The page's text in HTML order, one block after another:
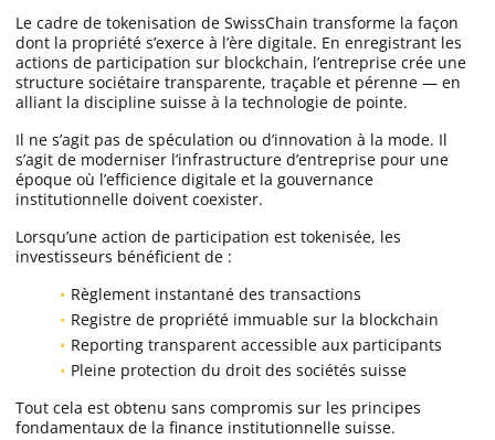
Le cadre de tokenisation de SwissChain transforme la façon
dont la propriété s’exerce à l’ère digitale. En enregistrant les
actions de participation sur blockchain, l’entreprise crée une
structure sociétaire transparente, traçable et pérenne — en
alliant la discipline suisse à la technologie de pointe.
Il ne s’agit pas de spéculation ou d’innovation à la mode. Il
s’agit de moderniser l’infrastructure d’entreprise pour une
époque où l’efficience digitale et la gouvernance
institutionnelle doivent coexister.
Lorsqu’une action de participation est tokenisée, les
investisseurs bénéficient de :
Règlement instantané des transactions
Registre de propriété immuable sur la blockchain
Reporting transparent accessible aux participants
Pleine protection du droit des sociétés suisse
Tout cela est obtenu sans compromis sur les principes
fondamentaux de la finance institutionnelle suisse.